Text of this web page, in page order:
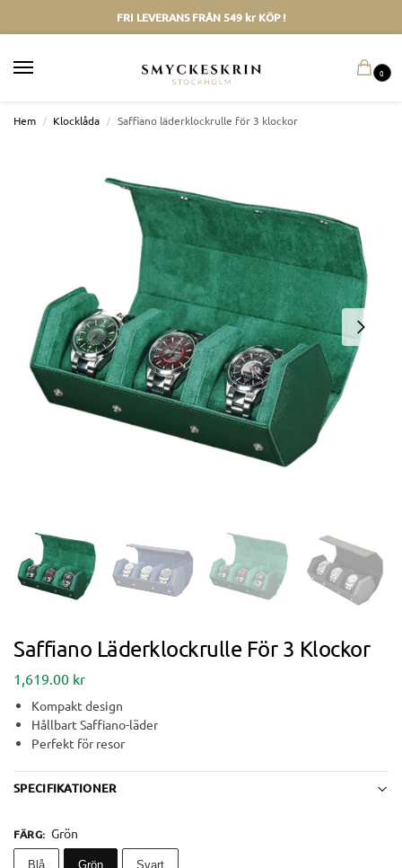
FRI LEVERANS FRÅN 549 kr KÖP !
0
Hem / Klocklåda / Saffiano läderklockrulle för 3 klockor
Saffiano Läderklockrulle För 3 Klockor
1,619.00 kr
Kompakt design
Hållbart Saffiano-läder
Perfekt för resor
SPECIFIKATIONER
FÄRG: Grön
Blå Grön Svart